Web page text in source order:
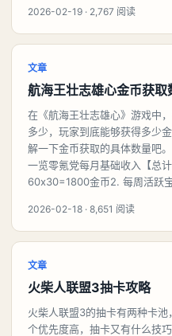
2026-02-19 · 2,767 阅读
文章
航海王壮志雄心金币获取
在《航海王壮志雄心》游戏中
多少，玩家到底能够获得多少
解一下金币获取的具体数量吧
一览零氪党每月基础收入【总
60x30=1800金币2. 每周活跃宝
2026-02-18 · 8,651 阅读
文章
火柴人联盟3抽卡攻略
火柴人联盟3的抽卡有两种卡
个优先度高，抽卡又有什么技